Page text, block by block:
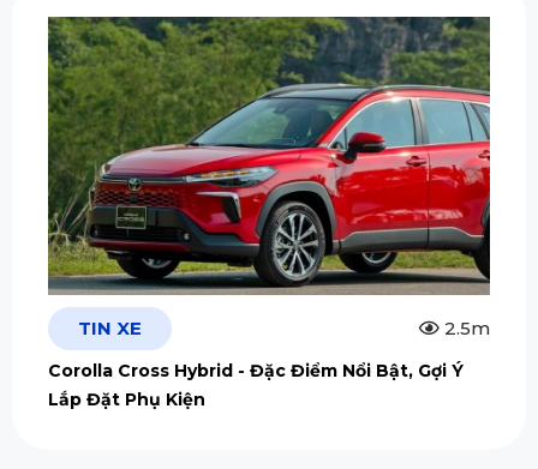
TIN XE 2.5m
Corolla Cross Hybrid - Đặc Điểm Nổi Bật, Gợi Ý
Lắp Đặt Phụ Kiện